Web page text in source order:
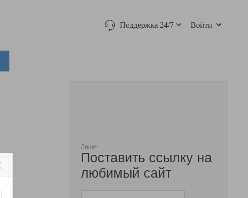
Поддержка 24/7 Войти
Линк+
Поставить ссылку на
любимый сайт